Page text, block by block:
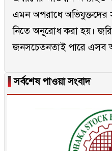
এমন অপরাধে অভিযুক্তদের
নিতে অনুরোধ করা হয়।
জনসচেতনতাই পারে এসব
▐সর্বশেষ পাওয়া সংবাদ